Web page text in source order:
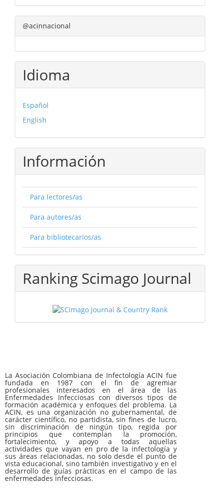
@acinnacional
Idioma
Español
English
Información
Para lectores/as
Para autores/as
Para bibliotecarios/as
Ranking Scimago Journal
La Asociación Colombiana de Infectología ACIN fue
fundada en 1987 con el fin de agremiar
profesionales interesados en el área de las
Enfermedades Infecciosas con diversos tipos de
formación académica y enfoques del problema. La
ACIN, es una organización no gubernamental, de
carácter científico, no partidista, sin fines de lucro,
sin discriminación de ningún tipo, regida por
principios que contemplan la promoción,
fortalecimiento, y apoyo a todas aquellas
actividades que vayan en pro de la infectología y
sus áreas relacionadas, no solo desde el punto de
vista educacional, sino también investigativo y en el
desarrollo de guías prácticas en el campo de las
enfermedades infecciosas.